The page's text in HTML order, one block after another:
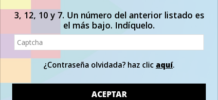
3, 12, 10 y 7. Un número del anterior listado es
el más bajo. Indíquelo.
¿Contraseña olvidada? haz clic aquí.
ACEPTAR